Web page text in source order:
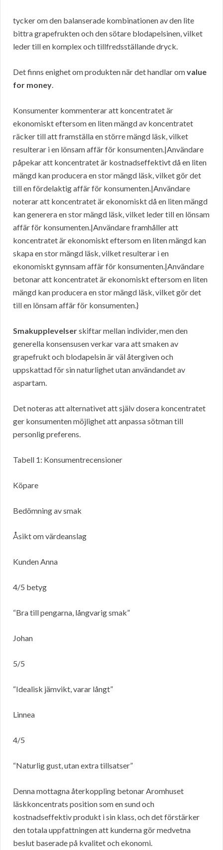
tycker om den balanserade kombinationen av den lite
bittra grapefrukten och den sötare blodapelsinen, vilket
leder till en komplex och tillfredsställande dryck.
Det finns enighet om produkten när det handlar omvalue
for money.
Konsumenter kommenterar att koncentratet är
ekonomiskt eftersom en liten mängd av koncentratet
räcker till att framställa en större mängd läsk, vilket
resulterar i en lönsam affär för konsumenten.|Användare
påpekar att koncentratet är kostnadseffektivt då en liten
mängd kan producera en stor mängd läsk, vilket gör det
till en fördelaktig affär för konsumenten.|Användare
noterar att koncentratet är ekonomiskt då en liten mängd
kan generera en stor mängd läsk, vilket leder till en lönsam
affär för konsumenten.|Användare framhåller att
koncentratet är ekonomiskt eftersom en liten mängd kan
skapa en stor mängd läsk, vilket resulterar i en
ekonomiskt gynnsam affär för konsumenten.|Användare
betonar att koncentratet är ekonomiskt eftersom en liten
mängd kan producera en stor mängd läsk, vilket gör det
till en lönsam affär för konsumenten.}
Smakupplevelserskiftar mellan individer, men den
generella konsensusen verkar vara att smaken av
grapefrukt och blodapelsin är väl återgiven och
uppskattad för sin naturlighet utan användandet av
aspartam.
Det noteras att alternativet att själv dosera koncentratet
ger konsumenten möjlighet att anpassa sötman till
personlig preferens.
Tabell 1: Konsumentrecensioner
Köpare
Bedömning av smak
Åsikt om värdeanslag
Kunden Anna
4/5 betyg
“Bra till pengarna, långvarig smak”
Johan
5/5
“Idealisk jämvikt, varar långt”
Linnea
4/5
“Naturlig gust, utan extra tillsatser”
Denna mottagna återkoppling betonar Aromhuset
läskkoncentrats position som en sund och
kostnadseffektiv produkt i sin klass, och det förstärker
den totala uppfattningen att kunderna gör medvetna
beslut baserade på kvalitet och ekonomi.